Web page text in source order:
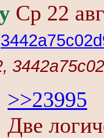
Ср 22
>>23995
Две